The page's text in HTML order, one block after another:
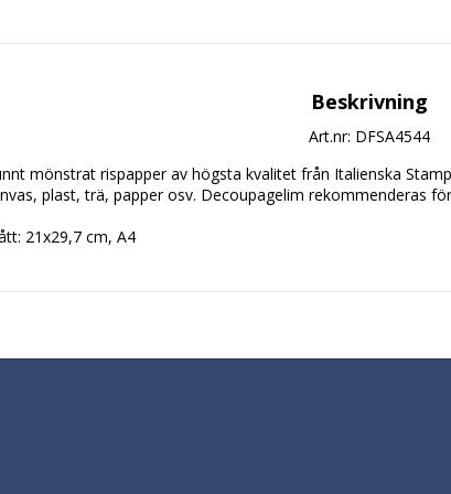
Beskrivning
Art.nr: DFSA4544
mönstrat rispapper av högsta kvalitet från Italienska
plast, trä, papper osv. Decoupagelim rekommenderas
21x29,7 cm, A4